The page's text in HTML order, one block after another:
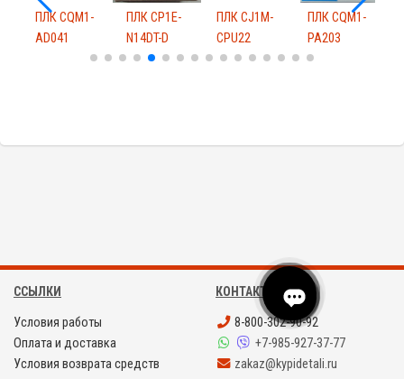
ПЛК CQM1-
AD041
ПЛК CP1E-
N14DT-D
ПЛК CJ1M-
CPU22
ПЛК CQM1-
PA203
ССЫЛКИ
Условия работы
Оплата и доставка
Условия возврата средств
КОНТАКТЫ
8-800-302-90-92
+7-985-927-37-77
zakaz@kypidetali.ru